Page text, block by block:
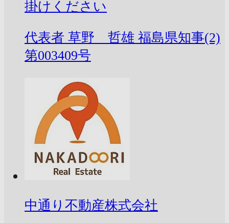
掛けください
代表者 草野 哲雄 福島県知事(2)
第003409号
中通り不動産株式会社